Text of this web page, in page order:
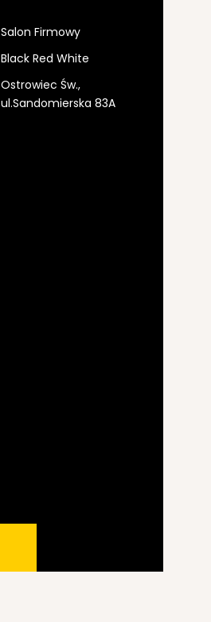
Salon Firmowy
Black Red White
Ostrowiec Św.,
ul.Sandomierska 83A